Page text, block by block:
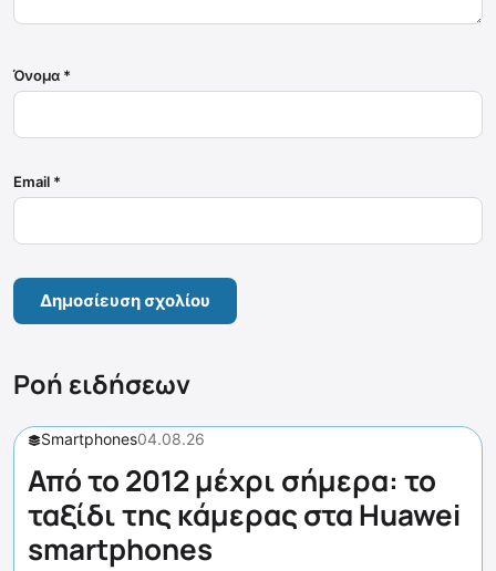
Όνομα *
Email *
Ροή ειδήσεων
Smartphones04.08.26
Από το 2012 μέχρι σήμερα: το
ταξίδι της κάμερας στα Huawei
smartphones